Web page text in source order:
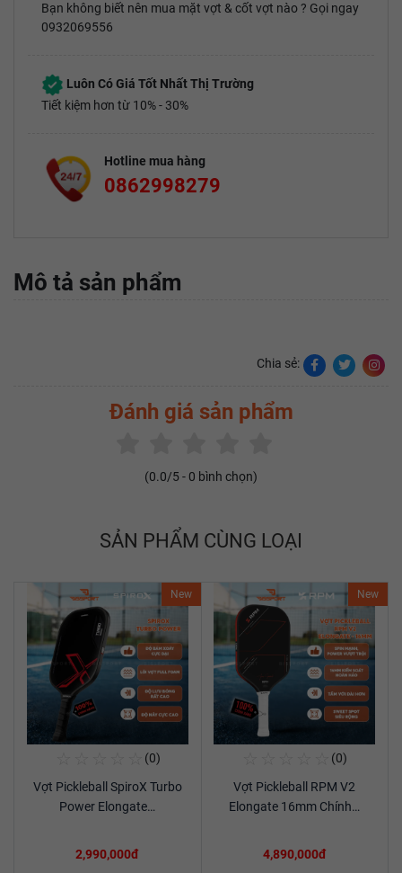
Bạn không biết nên mua mặt vợt & cốt vợt nào ? Gọi ngay
0932069556
Luôn Có Giá Tốt Nhất Thị Trường
Tiết kiệm hơn từ 10% - 30%
Hotline mua hàng
0862998279
Mô tả sản phẩm
Chia sẻ:
Đánh giá sản phẩm
(0.0/5 - 0 bình chọn)
SẢN PHẨM CÙNG LOẠI
New
Xem chi tiết
(0)
Vợt Pickleball SpiroX Turbo
Power Elongate…
2,990,000đ
New
(0)
Vợt Pickleball RPM V2
Elongate 16mm Chính…
4,890,000đ